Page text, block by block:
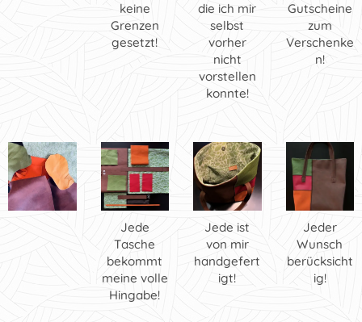
keine
Grenzen
gesetzt!
die ich mir
selbst
vorher
nicht
vorstellen
konnte!
Gutscheine
zum
Verschenke
n!
Jede
Tasche
bekommt
meine volle
Hingabe!
Jede ist
von mir
handgefert
igt!
Jeder
Wunsch
berücksicht
ig!